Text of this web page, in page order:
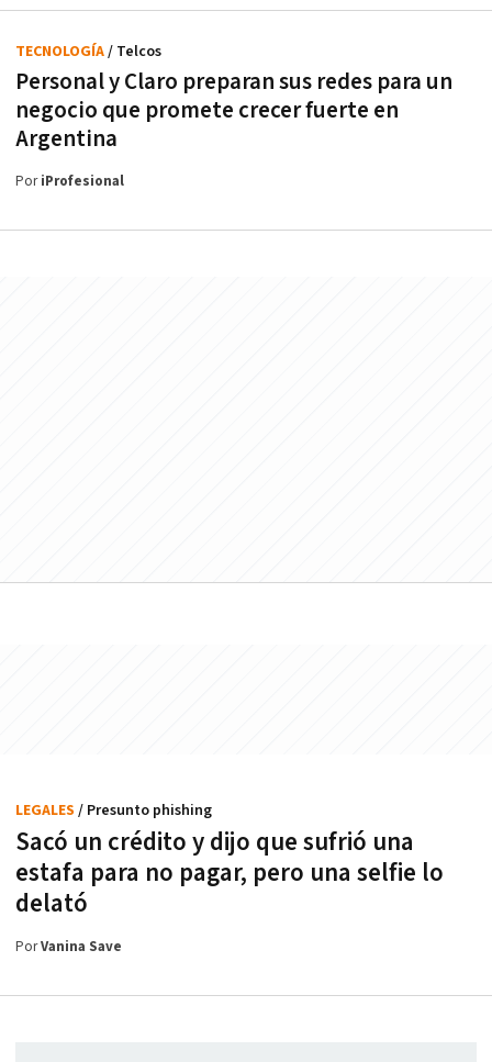
Personal y Claro preparan sus redes para un
negocio que promete crecer fuerte en
Argentina
TECNOLOGÍA/ Telcos
PoriProfesional
Sacó un crédito y dijo que sufrió una
estafa para no pagar, pero una selfie lo
delató
LEGALES / Presunto phishing
PorVanina Save